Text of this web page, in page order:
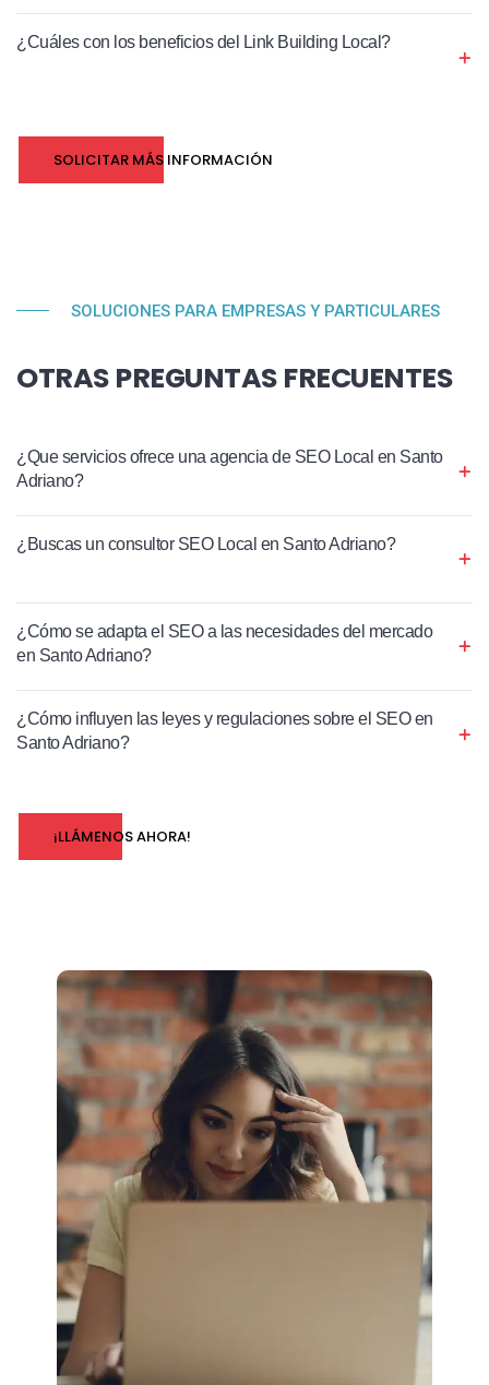
¿Cuáles con los beneficios del Link Building Local?
SOLICITAR MÁS INFORMACIÓN
SOLUCIONES PARA EMPRESAS Y PARTICULARES
OTRAS PREGUNTAS FRECUENTES
¿Que servicios ofrece una agencia de SEO Local en Santo
Adriano?
¿Buscas un consultor SEO Local en Santo Adriano?
¿Cómo se adapta el SEO a las necesidades del mercado
en Santo Adriano?
¿Cómo influyen las leyes y regulaciones sobre el SEO en
Santo Adriano?
¡LLÁMENOS AHORA!